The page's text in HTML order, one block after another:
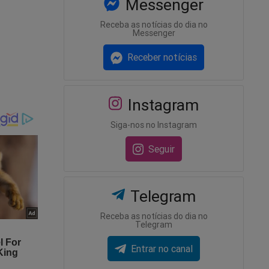
e
para
Messenger
Receba as notícias do dia no
Messenger
Receber notícias
Instagram
Siga-nos no Instagram
Seguir
Telegram
Receba as notícias do dia no
Telegram
Entrar no canal